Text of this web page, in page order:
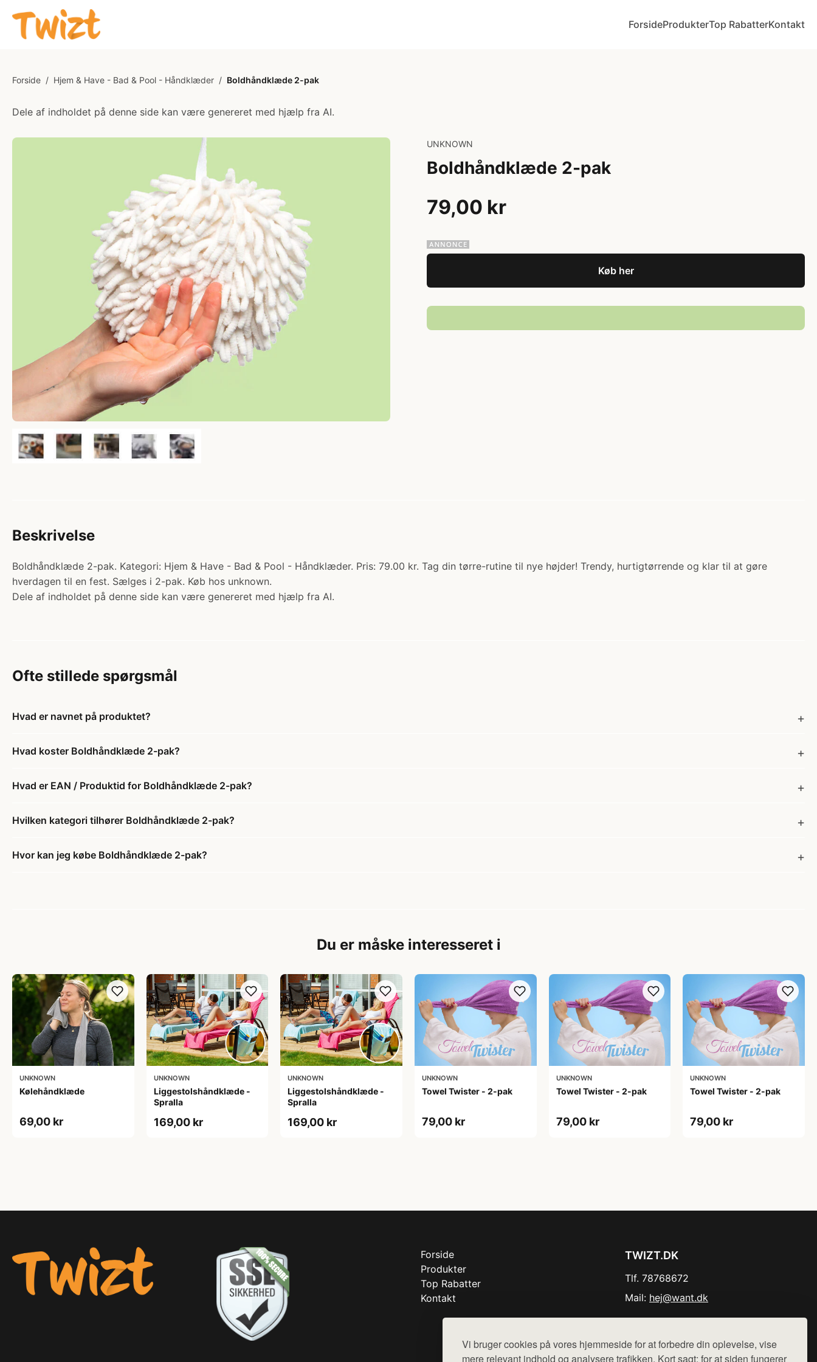
Vi bruger cookies på vores hjemmeside for at forbedre din oplevelse, vise
mere relevant indhold og analysere trafikken. Kort sagt: for at siden fungerer
ForsideProdukterTop RabatterKontakt
Forside / Hjem & Have - Bad & Pool - Håndklæder / Boldhåndklæde 2-pak
Dele af indholdet på denne side kan være genereret med hjælp fra AI.
UNKNOWN
Boldhåndklæde 2-pak
79,00 kr
Køb her
Beskrivelse
Boldhåndklæde 2-pak. Kategori: Hjem & Have - Bad & Pool - Håndklæder. Pris: 79.00 kr. Tag din tørre-rutine til nye højder! Trendy, hurtigtørrende og klar til at gøre
hverdagen til en fest. Sælges i 2-pak. Køb hos unknown.
Dele af indholdet på denne side kan være genereret med hjælp fra AI.
Ofte stillede spørgsmål
Hvad er navnet på produktet?
Hvad koster Boldhåndklæde 2-pak?
Hvad er EAN / Produktid for Boldhåndklæde 2-pak?
Hvilken kategori tilhører Boldhåndklæde 2-pak?
Hvor kan jeg købe Boldhåndklæde 2-pak?
Du er måske interesseret i
UNKNOWN
Kølehåndklæde
69,00 kr
UNKNOWN
Liggestolshåndklæde -
Spralla
169,00 kr
UNKNOWN
Liggestolshåndklæde -
Spralla
169,00 kr
UNKNOWN
Towel Twister - 2-pak
79,00 kr
UNKNOWN
Towel Twister - 2-pak
79,00 kr
UNKNOWN
Towel Twister - 2-pak
79,00 kr
Forside
Produkter
Top Rabatter
Kontakt
TWIZT.DK
Tlf. 78768672
Mail: hej@want.dk